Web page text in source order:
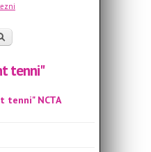
tenni"
tenni" NCTA